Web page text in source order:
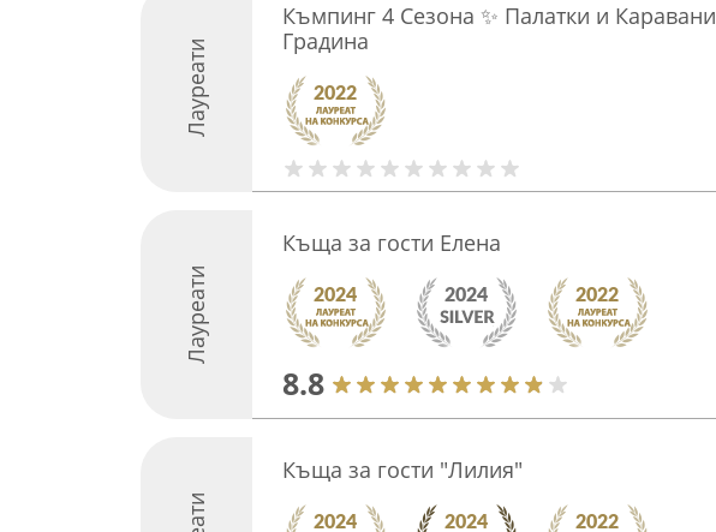
Лауреати
Къмпинг 4 Сезона ✨ Палатки и Каравани
Градина
Лауреати
Къща за гости Елена
8.8
Къща за гости "Лилия"